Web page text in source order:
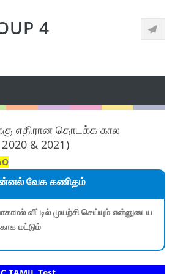
4
எதிரான தொடக்க கால
2020 & 2021)
வேக கணிதம்
வீட்டில் முயற்சி செய்யும் என்னுடைய
மட்டும்